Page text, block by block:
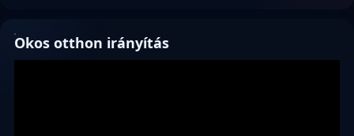
Okos otthon irányítás